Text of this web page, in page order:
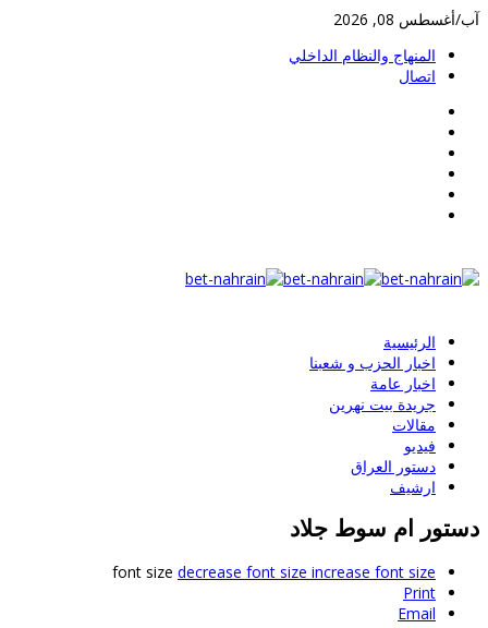
أغسطس 08, 2026
المنهاج والنظام الداخلي
اتصال
الرئيسية
اخبار الحزب و شعبنا
اخبار عامة
جريدة بيت نهرين
مقالات
فيديو
دستور العراق
ارشيف
ام سوط جلاد
font size decrease font size increase font size
Print
Email